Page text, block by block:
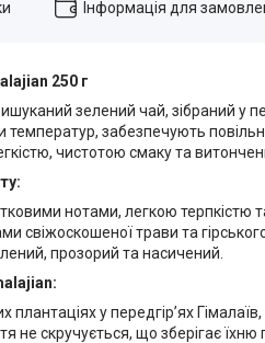
Інформація для
250 г
зелений чай, зібраний у
температур, забезпечують
чистотою смаку та
нотами, легкою терпкістю
свіжоскошеної трави та гірського
прозорий та насичений.
плантаціях у передгір’ях
не скручується, що зберігає